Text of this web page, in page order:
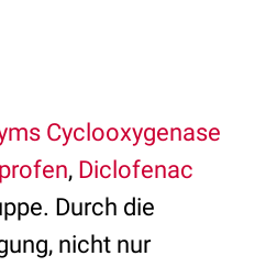
Cyclooxygenase
, Diclofenac
Durch die
nicht nur